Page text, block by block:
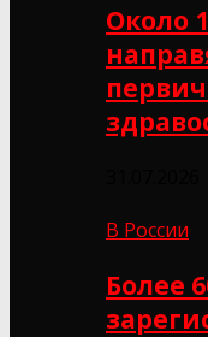
Около
В России
Более